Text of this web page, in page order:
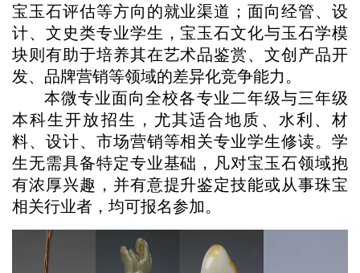
宝玉石评估等方向的就业渠道；面向经管、设
计、文史类专业学生，宝玉石文化与玉石学模
块则有助于培养其在艺术品鉴赏、文创产品开
发、品牌营销等领域的差异化竞争能力。
本微专业面向全校各专业二年级与三年级
本科生开放招生，尤其适合地质、水利、材
料、设计、市场营销等相关专业学生修读。学
生无需具备特定专业基础，凡对宝玉石领域抱
有浓厚兴趣，并有意提升鉴定技能或从事珠宝
相关行业者，均可报名参加。